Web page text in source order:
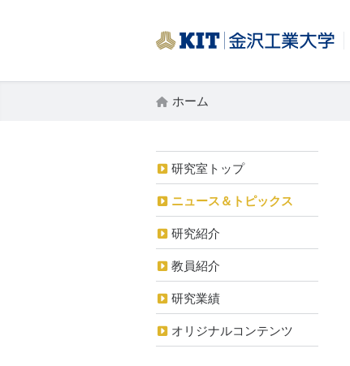
ホーム
研究室トップ
ニュース＆トピックス
研究紹介
教員紹介
研究業績
オリジナルコンテンツ